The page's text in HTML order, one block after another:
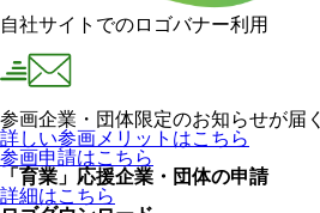
自社サイトでのロゴバナー利用
参画企業・団体限定のお知らせが届く
詳しい参画メリットはこちら
参画申請はこちら
「育業」応援企業・団体の申請
詳細はこちら